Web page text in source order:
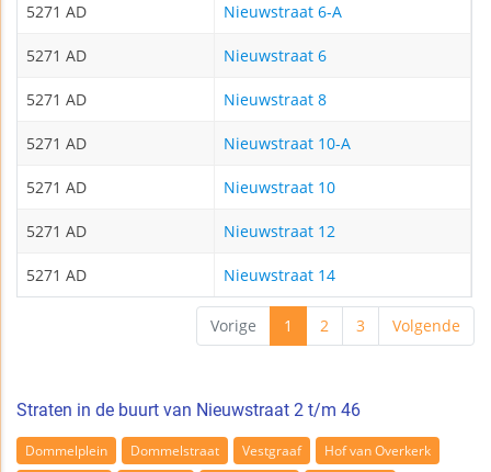
5271 AD Nieuwstraat 6-A
5271 AD Nieuwstraat 6
5271 AD Nieuwstraat 8
5271 AD Nieuwstraat 10-A
5271 AD Nieuwstraat 10
5271 AD Nieuwstraat 12
5271 AD Nieuwstraat 14
Vorige 1 2 3 Volgende
Straten in de buurt van Nieuwstraat 2 t/m 46
Dommelplein Dommelstraat Vestgraaf
Hof van Overkerk